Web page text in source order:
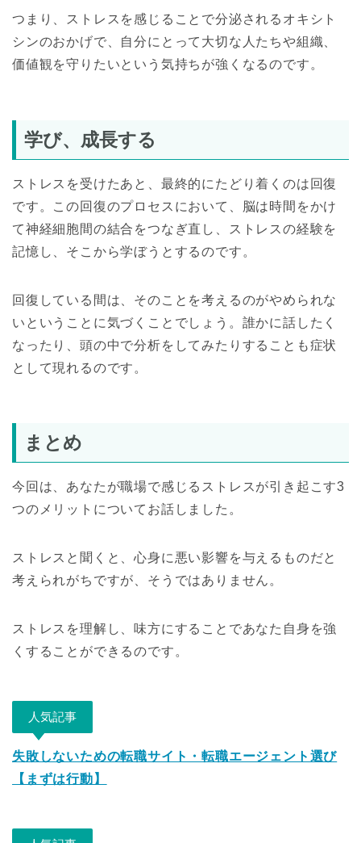
つまり、ストレスを感じることで分泌されるオキシト
シンのおかげで、自分にとって大切な人たちや組織、
価値観を守りたいという気持ちが強くなるのです。
学び、成長する
ストレスを受けたあと、最終的にたどり着くのは回復
です。この回復のプロセスにおいて、脳は時間をかけ
て神経細胞間の結合をつなぎ直し、ストレスの経験を
記憶し、そこから学ぼうとするのです。
回復している間は、そのことを考えるのがやめられな
いということに気づくことでしょう。誰かに話したく
なったり、頭の中で分析をしてみたりすることも症状
として現れるのです。
まとめ
今回は、あなたが職場で感じるストレスが引き起こす3
つのメリットについてお話しました。
ストレスと聞くと、心身に悪い影響を与えるものだと
考えられがちですが、そうではありません。
ストレスを理解し、味方にすることであなた自身を強
くすることができるのです。
人気記事
失敗しないための転職サイト・転職エージェント選び
【まずは行動】